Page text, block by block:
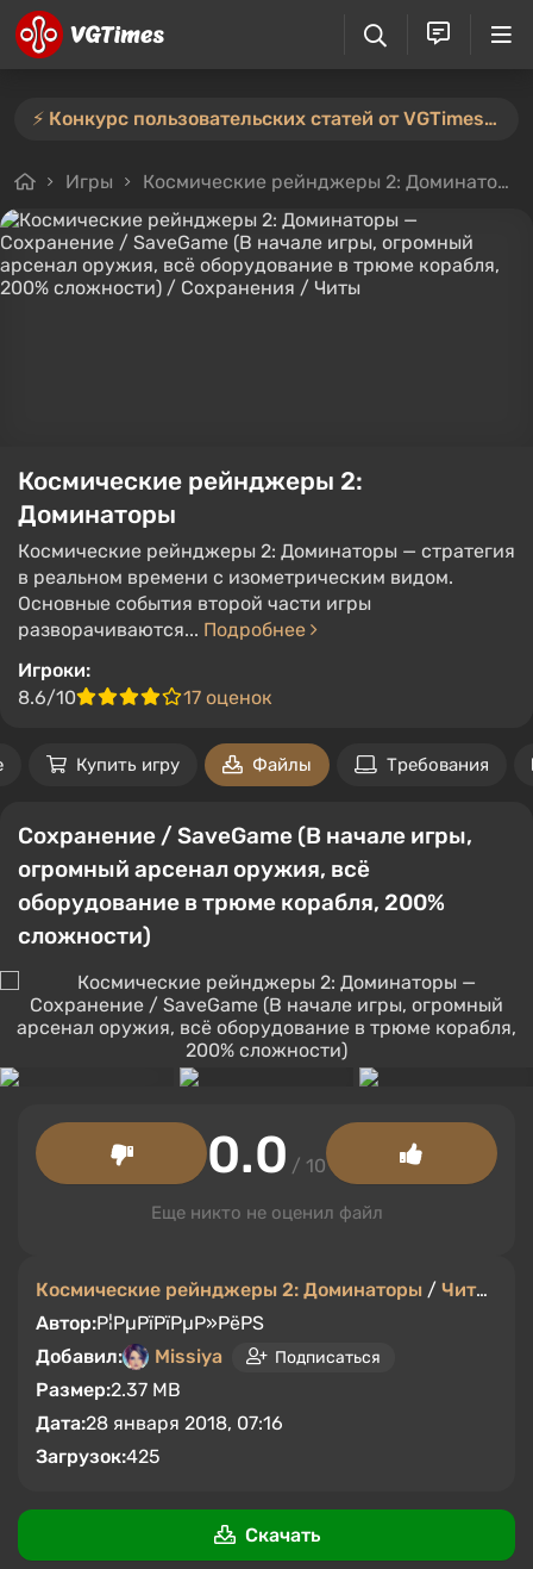
⚡️ Конкурс пользовательских статей от VGTimes продлён — участвуйте тут ⚡️
Игры Космические рейнджеры 2: Доминаторы
Космические рейнджеры 2:
Доминаторы
Космические рейнджеры 2: Доминаторы — стратегия
в реальном времени с изометрическим видом.
Основные события второй части игры
разворачиваются... Подробнее
Игроки:
8.6/10
17 оценок
Купить игру Файлы Требования
Сохранение / SaveGame (В начале игры,
огромный арсенал оружия, всё
оборудование в трюме корабля, 200%
сложности)
Космические рейнджеры 2: Доминаторы / Читы
Автор:Р¦РµРїРїРµР»РёРЅ
Добавил:
Missiya Подписаться
Размер:2.37 MB
Дата:28 января 2018, 07:16
Загрузок:425
0.0 / 10
Еще никто не оценил файл
Скачать